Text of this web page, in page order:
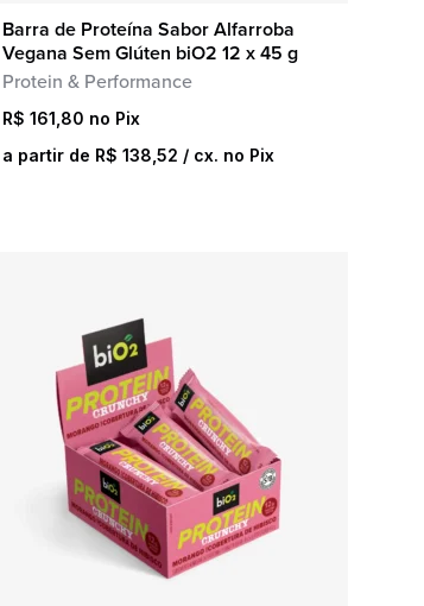
COMPRA RÁPIDA
Barra de Proteína Sabor Alfarroba
Vegana Sem Glúten biO2 12 x 45 g
Protein & Performance
R$ 161,80
a partir de R$ 138,52 / cx. no Pix